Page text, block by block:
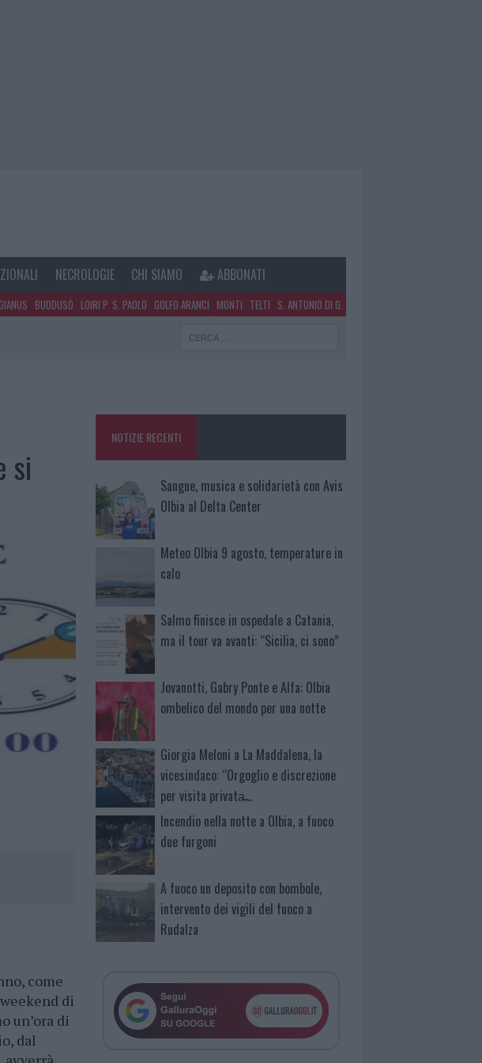
NECROLOGIE CHI SIAMO ABBONATI
BUDDUSÒ LOIRI P. S. PAOLO GOLFO ARANCI MONTI TELTI S. ANTONIO DI G.
si
come
di
un’ora di
dal
NOTIZIE RECENTI
Sangue, musica e solidarietà con Avis
Olbia al Delta Center
Meteo Olbia 9 agosto, temperature in
calo
Salmo finisce in ospedale a Catania,
ma il tour va avanti: “Sicilia, ci sono”
Jovanotti, Gabry Ponte e Alfa: Olbia
ombelico del mondo per una notte
Giorgia Meloni a La Maddalena, la
vicesindaco: “Orgoglio e discrezione
per visita privata̶…
Incendio nella notte a Olbia, a fuoco
due furgoni
A fuoco un deposito con bombole,
intervento dei vigili del fuoco a
Rudalza